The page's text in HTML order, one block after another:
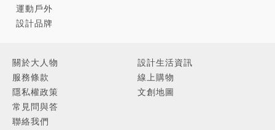
設計生活資訊
線上購物
文創地圖
關於大人物
服務條款
隱私權政策
常見問與答
聯絡我們
運動戶外
設計品牌